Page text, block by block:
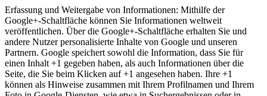
Erfassung und Weitergabe von Informationen: Mithilfe der
Google+-Schaltfläche können Sie Informationen weltweit
veröffentlichen. Über die Google+-Schaltfläche erhalten Sie und
andere Nutzer personalisierte Inhalte von Google und unseren
Partnern. Google speichert sowohl die Information, dass Sie für
einen Inhalt +1 gegeben haben, als auch Informationen über die
Seite, die Sie beim Klicken auf +1 angesehen haben. Ihre +1
können als Hinweise zusammen mit Ihrem Profilnamen und Ihrem